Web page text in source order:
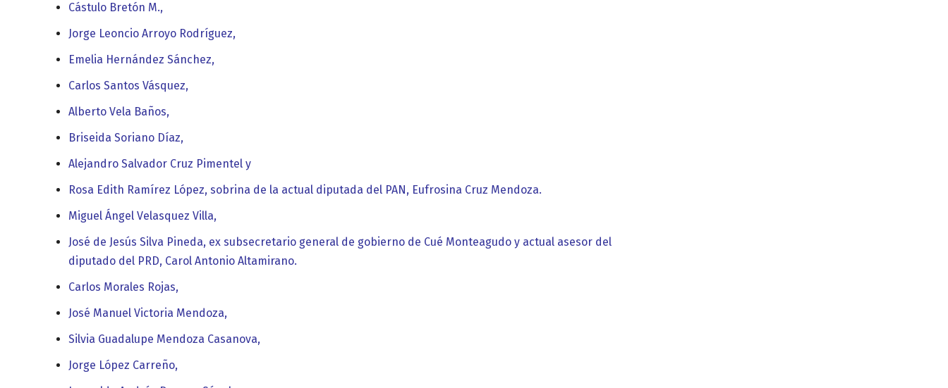
Cástulo Bretón M.,
Jorge Leoncio Arroyo Rodríguez,
Emelia Hernández Sánchez,
Carlos Santos Vásquez,
Alberto Vela Baños,
Briseida Soriano Díaz,
Alejandro Salvador Cruz Pimentel y
Rosa Edith Ramírez López, sobrina de la actual diputada del PAN, Eufrosina Cruz Mendoza.
Miguel Ángel Velasquez Villa,
José de Jesús Silva Pineda, ex subsecretario general de gobierno de Cué Monteagudo y actual asesor del
diputado del PRD, Carol Antonio Altamirano.
Carlos Morales Rojas,
José Manuel Victoria Mendoza,
Silvia Guadalupe Mendoza Casanova,
Jorge López Carreño,